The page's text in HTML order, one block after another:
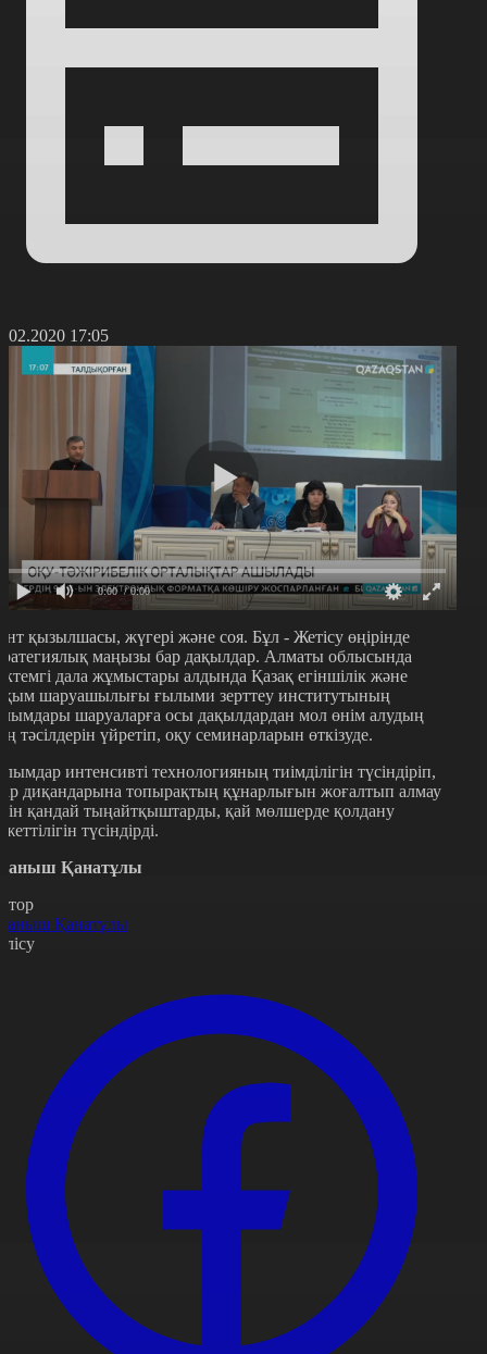
17:05
0:00 / 0:00
қызылшасы, жүгері және соя. Бұл - Жетісу өңірінде
маңызы бар дақылдар. Алматы облысында
дала жұмыстары алдында Қазақ егіншілік және
шаруашылығы ғылыми зерттеу институтының
шаруаларға осы дақылдардан мол өнім алудың
тәсілдерін үйретіп, оқу семинарларын өткізуде.
интенсивті технологияның тиімділігін түсіндіріп,
диқандарына топырақтың құнарлығын жоғалтып алмау
қандай тыңайтқыштарды, қай мөлшерде қолдану
түсіндірді.
Қанатұлы
Қанатұлы